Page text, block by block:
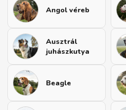
Angol véreb
Ausztrál
juhászkutya
Beagle